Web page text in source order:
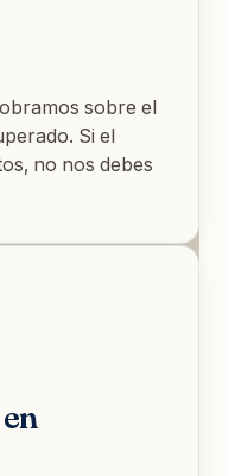
sobre el
Si el
no nos debes